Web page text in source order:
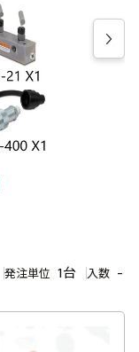
発注単位 1台 入数 -